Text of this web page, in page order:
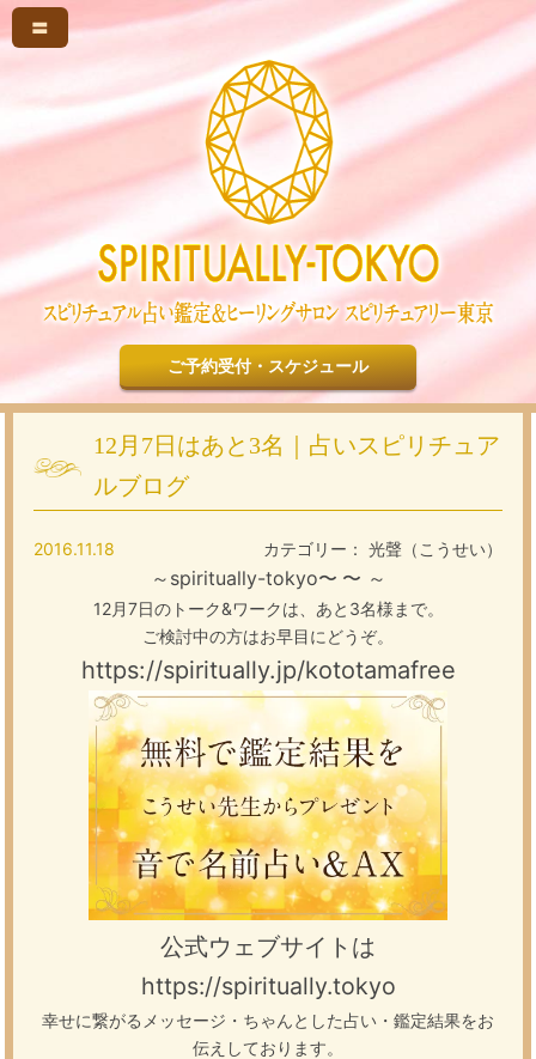
〓
ご予約受付・スケジュール
12月7日はあと3名｜占いスピリチュア
ルブログ
カテゴリー： 光聲（こうせい）
2016.11.18
～spiritually-tokyo〜 〜 ～
12月7日のトーク&ワークは、あと3名様まで。
ご検討中の方はお早目にどうぞ。
https://spiritually.jp/kototamafree
公式ウェブサイトは
https://spiritually.tokyo
幸せに繋がるメッセージ・ちゃんとした占い・鑑定結果をお
伝えしております。